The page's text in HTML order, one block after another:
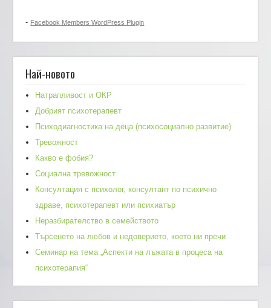
- Facebook Members WordPress Plugin
Най-новото
Натрапливост и ОКР
Добрият психотерапевт
Психодиагностика на деца (психосоциално развитие)
Тревожност
Какво е фобия?
Социална тревожност
Консултация с психолог, консултант по психично
здраве, психотерапевт или психиатър
Неразбирателство в семейството
Търсенето на любов и недоверието, което ни пречи
Семинар на тема „Аспекти на лъжата в процеса на
психотерапия“